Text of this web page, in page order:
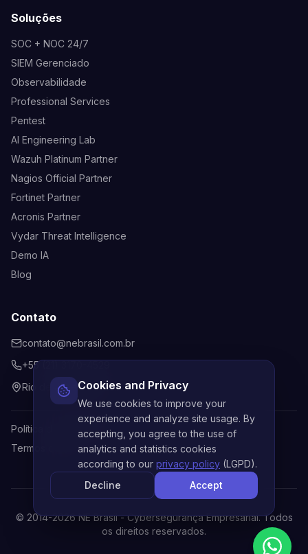
Soluções
SOC + NOC 24/7
SIEM Gerenciado
Observabilidade
Professional Services
Pentest
AI Engineering Lab
Wazuh Platinum Partner
Nagios Official Partner
Fortinet Partner
Acronis Partner
Vydar Threat Intelligence
Demo IA
Blog
Contato
contato@nebrasil.com.br
+55 (21) 3170-4529
Rio de Janeiro, Brasil
Política de Privacidade
Termos de Uso
© 2014-2026NE Brasil - Cybersegurança Empresarial. Todos
os direitos reservados.
Cookies and Privacy
We use cookies to improve your
experience and analyze site usage. By
accepting, you agree to the use of
analytics and statistics cookies
according to our privacy policy (LGPD).
Decline
Accept